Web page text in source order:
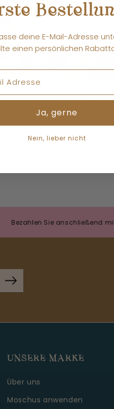
Sie anschließend mit
UNSERE MARKE
Über uns
Moschus anwenden
deine E-Mail-Adresse
einen persönlichen
Ja, gerne
Nein, lieber nicht